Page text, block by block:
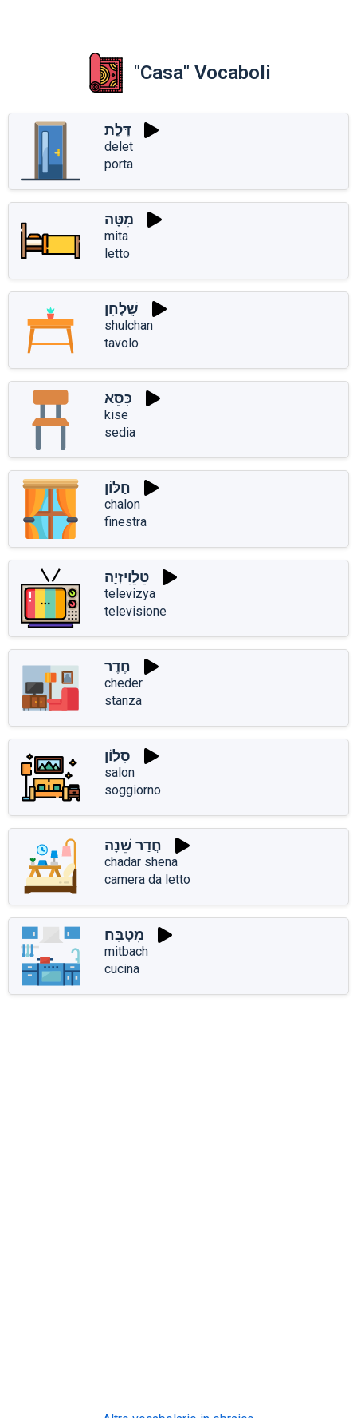
"Casa" Vocaboli
דֶּלֶת
delet
porta
מִטָּה
mita
letto
שֻׁלְחָן
shulchan
tavolo
כִּסֵּא
kise
sedia
חַלּוֹן
chalon
finestra
טֵלֵוִיזְיָה
televizya
televisione
חֶדֶר
cheder
stanza
סָלוֹן
salon
soggiorno
חֲדַר שֵׁנָה
chadar shena
camera da letto
מִטְבָּח
mitbach
cucina